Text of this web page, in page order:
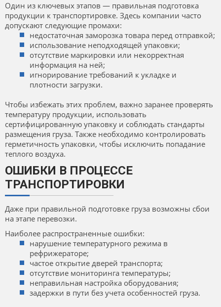
Один из ключевых этапов — правильная подготовка
продукции к транспортировке. Здесь компании часто
допускают следующие промахи:
недостаточная заморозка товара перед отправкой;
использование неподходящей упаковки;
отсутствие маркировки или некорректная
информация на ней;
игнорирование требований к укладке и
плотности загрузки.
Чтобы избежать этих проблем, важно заранее проверять
температуру продукции, использовать
сертифицированную упаковку и соблюдать стандарты
размещения груза. Также необходимо контролировать
герметичность упаковки, чтобы исключить попадание
теплого воздуха.
ОШИБКИ В ПРОЦЕССЕ
ТРАНСПОРТИРОВКИ
Даже при правильной подготовке груза возможны сбои
на этапе перевозки.
Наиболее распространенные ошибки:
нарушение температурного режима в
рефрижераторе;
частое открытие дверей транспорта;
отсутствие мониторинга температуры;
неправильная настройка оборудования;
задержки в пути без учета особенностей груза.